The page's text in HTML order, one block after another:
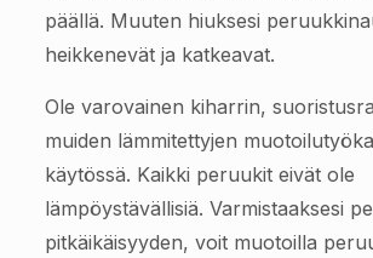
päällä. Muuten hiuksesi
heikkenevät ja katkeavat.
Ole varovainen kiharrin,
muiden lämmitettyjen
käytössä. Kaikki peruukit eivät ole
lämpöystävällisiä. Varmistaaksesi
pitkäikäisyyden, voit muotoilla